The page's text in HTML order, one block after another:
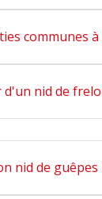
communes à
nid de
nid de guêpes